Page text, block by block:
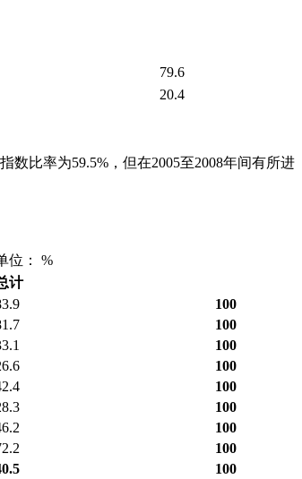
79.6
20.4
比率为59.5%，但在2005至2008年间有所进
位： %
计
100
100
100
100
100
100
100
100
100